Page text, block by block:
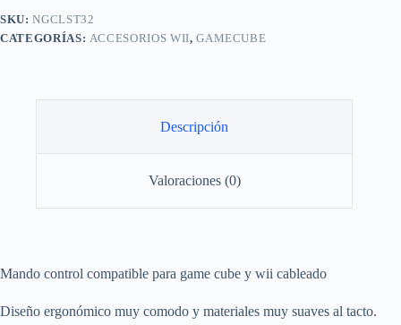
SKU:NGCLST32
CATEGORÍAS: ACCESORIOS WII,GAMECUBE
Descripción
Valoraciones (0)
Mando control compatible para game cube y wii cableado
Diseño ergonómico muy comodo y materiales muy suaves al tacto.